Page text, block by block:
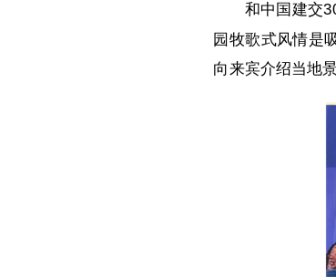
和中国建交
园牧歌式风情是
向来宾介绍当地